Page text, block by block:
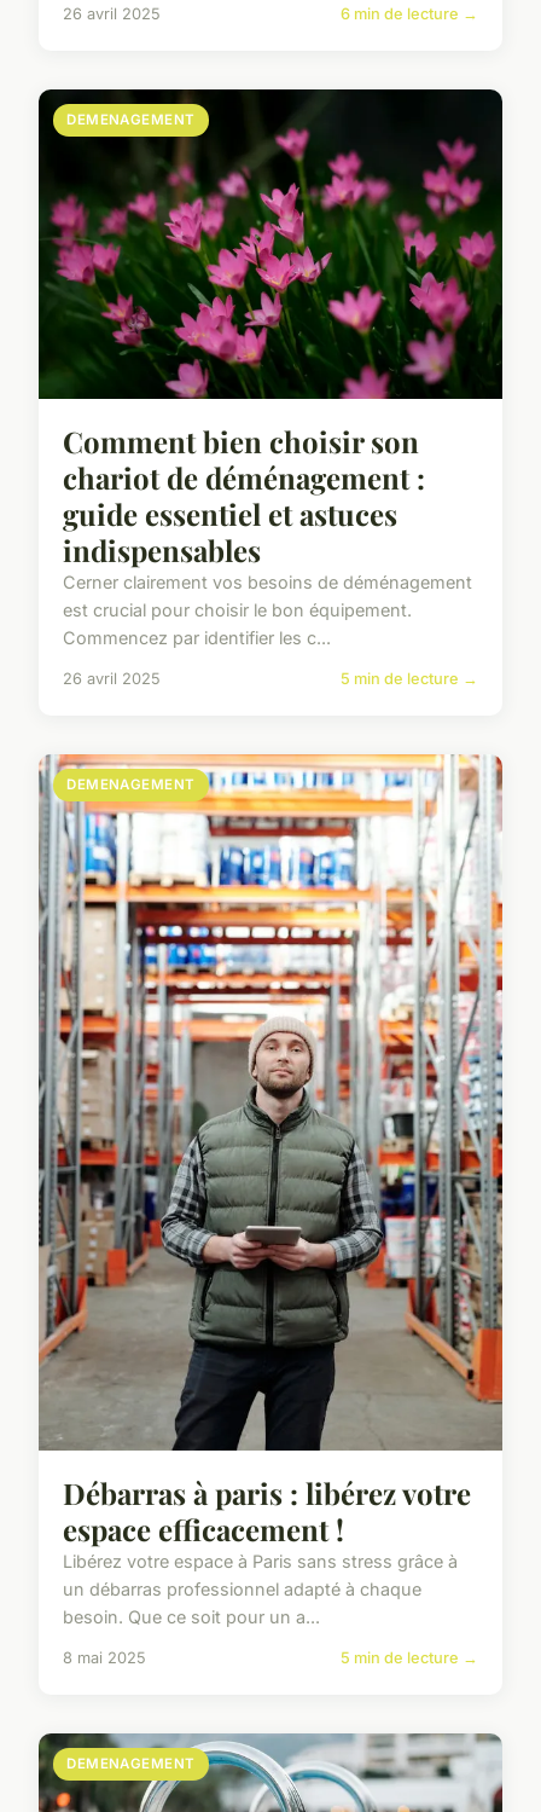
26 avril 2025 6 min de lecture →
DEMENAGEMENT
Comment bien choisir son
chariot de déménagement :
guide essentiel et astuces
indispensables
Cerner clairement vos besoins de déménagement
est crucial pour choisir le bon équipement.
Commencez par identifier les c...
26 avril 2025 5 min de lecture →
DEMENAGEMENT
Débarras à paris : libérez votre
espace efficacement !
Libérez votre espace à Paris sans stress grâce à
un débarras professionnel adapté à chaque
besoin. Que ce soit pour un a...
8 mai 2025 5 min de lecture →
DEMENAGEMENT